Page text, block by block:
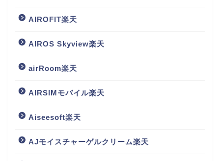
AIROFIT楽天
AIROS Skyview楽天
airRoom楽天
AIRSIMモバイル楽天
Aiseesoft楽天
AJモイスチャーゲルクリーム楽天